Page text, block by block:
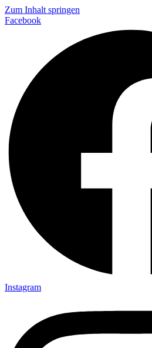
Zum Inhalt springen
Facebook
Instagram